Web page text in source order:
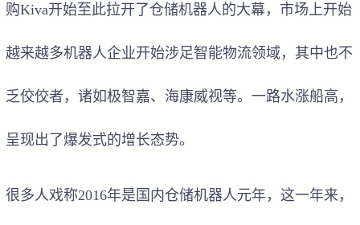
购Kiva开始至此拉开了仓储机器人的大幕，市场上开始
越来越多机器人企业开始涉足智能物流领域，其中也不
乏佼佼者，诸如极智嘉、海康威视等。一路水涨船高，
呈现出了爆发式的增长态势。
很多人戏称2016年是国内仓储机器人元年，这一年来，